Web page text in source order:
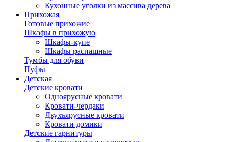
Кухонные уголки из массива дерева
Прихожая
Готовые прихожие
Шкафы в прихожую
Шкафы-купе
Шкафы распашные
Тумбы для обуви
Пуфы
Детская
Детские кровати
Одноярусные кровати
Кровати-чердаки
Двухъярусные кровати
Кровати домики
Детские гарнитуры